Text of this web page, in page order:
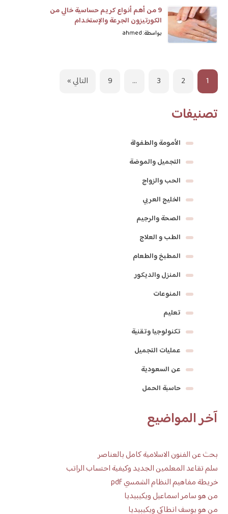
9 من أهم أنواع كريم حساسية خالي من
الكورتيزون الجرعة والإستخدام
بواسطة: ahmed
1
2
3
…
9 التالي »
تصنيفات
الأمومة والطفولة
التجميل والموضة
الحب والزواج
الخليج العربي
الصحة والرجيم
الطب و العلاج
المطبخ والطعام
المنزل والديكور
المنوعات
تعليم
تكنولوجيا وتقنية
عمليات التجميل
عن السعودية
حاسبة الحمل
آخر المواضيع
بحث عن الفنون الاسلامية كامل بالعناصر
سلم تقاعد المعلمين الجديد وكيفية احتساب الراتب
خريطة مفاهيم النظام الشمسي pdf
من هو سامر اسماعيل ويكيبيديا
من هو يوسف انطاكي ويكيبيديا